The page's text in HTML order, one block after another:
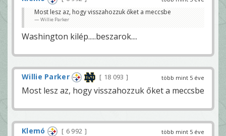
Most lesz az, hogy visszahozzuk őket a meccsbe
Willie Parker
Washington kilép.....beszarok....
több mint 5 éve
Willie Parker 18 093
Most lesz az, hogy visszahozzuk őket a meccsbe
több mint 5 éve
Klemó 6 992